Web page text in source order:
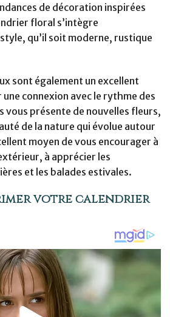
de décoration inspirées
floral s’intègre
qu’il soit moderne, rustique
sont également un excellent
une connexion avec le rythme des
vous présente de nouvelles fleurs,
de la nature qui évolue autour
moyen de vous encourager à
à apprécier les
et les balades estivales.
votre calendrier